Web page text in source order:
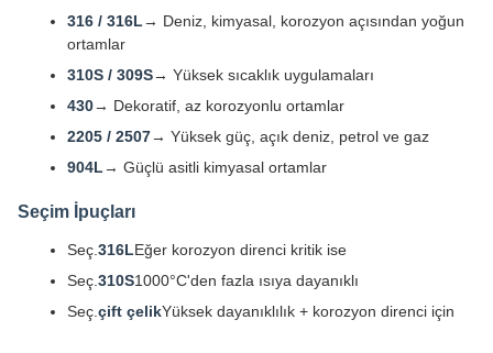
316 / 316L→ Deniz, kimyasal, korozyon açısından yoğun
ortamlar
310S / 309S→ Yüksek sıcaklık uygulamaları
430→ Dekoratif, az korozyonlu ortamlar
2205 / 2507→ Yüksek güç, açık deniz, petrol ve gaz
904L→ Güçlü asitli kimyasal ortamlar
Seçim İpuçları
Seç. 316LEğer korozyon direnci kritik ise
Seç. 310S1000°C'den fazla ısıya dayanıklı
Seç. çift çelikYüksek dayanıklılık + korozyon direnci için